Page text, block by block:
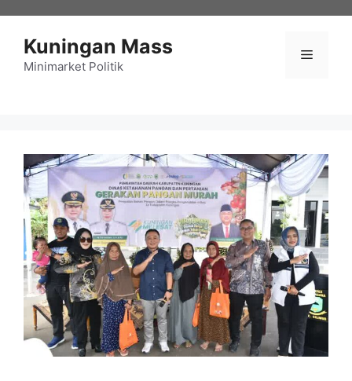
Kuningan Mass
Minimarket Politik
Menu